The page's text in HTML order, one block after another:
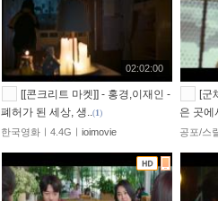
02:02:00
[[콘크리트 마켓]] - 홍경,이재인 -
폐허가 된 세상, 생..(1)
한국영화ㅣ4.4Gㅣioimovie
[군
은 곳에
공포/스